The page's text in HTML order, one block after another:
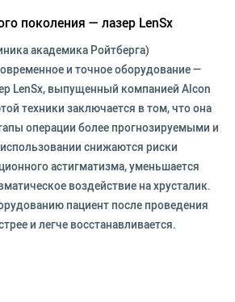
поколения — лазер LenSx
академика Ройтберга)
и точное оборудование —
LenSx, выпущенный компанией Alcon
техники заключается в том, что она
операции более прогнозируемыми и
снижаются риски
астигматизма, уменьшается
воздействие на хрусталик.
пациент после проведения
и легче восстанавливается.